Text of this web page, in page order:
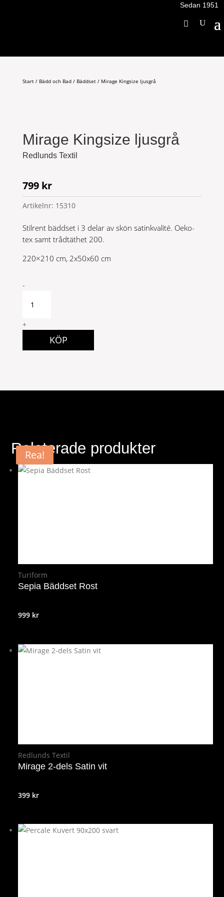
Sedan 1951
Start/ Bädd och Bad/ Bäddset/ Mirage Kingsize ljusgrå
Mirage Kingsize ljusgrå
Redlunds Textil
799 kr
Artikelnr: 15310
Stilrent bäddset i 3 delar av skön satinkvalité. Oeko-
tex samt trådtäthet 200.
220×210 cm, 2x50x60 cm
Mirage
ljusgrå
-
+
KÖP
Relaterade produkter
Turiform
Sepia Bäddset Rost
999 kr
Redlunds Textil
Mirage 2-dels Satin vit
399 kr
Rea!